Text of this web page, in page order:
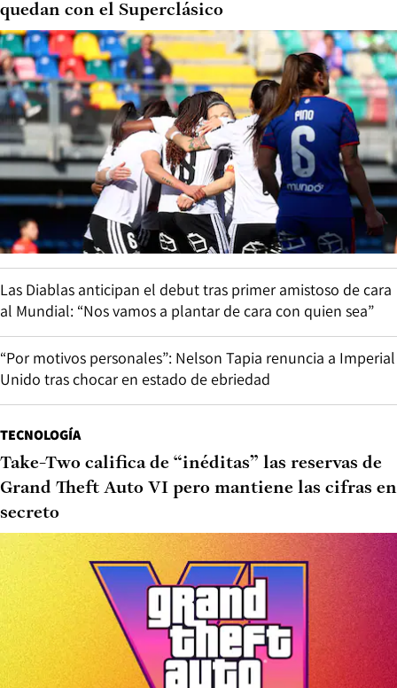
quedan con el Superclásico
Las Diablas anticipan el debut tras primer amistoso de cara
al Mundial: “Nos vamos a plantar de cara con quien sea”
“Por motivos personales”: Nelson Tapia renuncia a Imperial
Unido tras chocar en estado de ebriedad
TECNOLOGÍA
Take-Two califica de “inéditas” las reservas de
Grand Theft Auto VI pero mantiene las cifras en
secreto